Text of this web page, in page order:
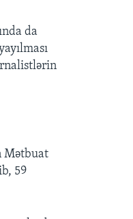
da
Mətbuat
59